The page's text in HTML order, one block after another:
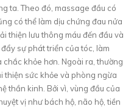
ta. Theo đó, massage đầu có
có thể làm dịu chứng đau nửa
thiện lưu thông máu đến đầu và
sự phát triển của tóc, làm
khỏe hơn. Ngoài ra, thường
thiện sức khỏe và phòng ngừa
thần kinh. Bởi vì, vùng đầu của
vị như bách hộ, não hộ, tiền